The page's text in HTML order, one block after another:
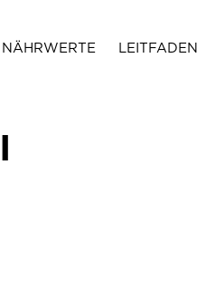
NÄHRWERTE LEITFADEN